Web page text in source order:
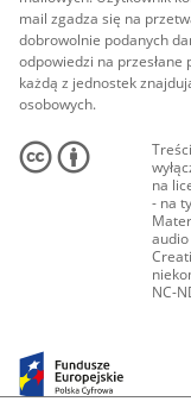
mail zgadza się na
dobrowolnie podanych
odpowiedzi na przesłane
każdą z jednostek
osobowych.
na
- na
NC-